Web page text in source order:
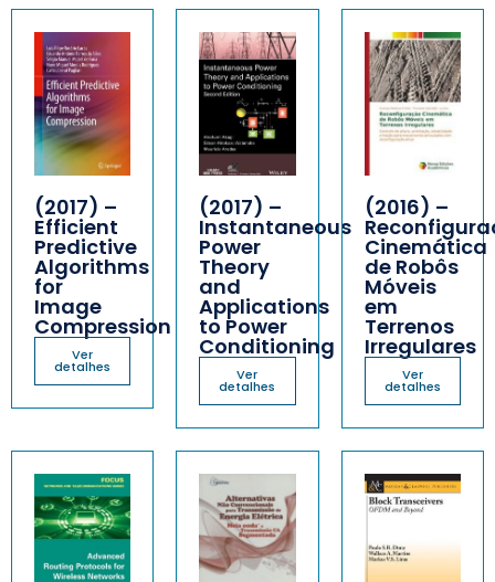
(2017) –
Efficient
Predictive
Algorithms
for
Image
Compression
Ver
detalhes
(2017) –
Instantaneous
Power
Theory
and
Applications
to Power
Conditioning
Ver
detalhes
(2016) –
Cinemática
de Robôs
Móveis
em
Terrenos
Irregulares
Ver
detalhes